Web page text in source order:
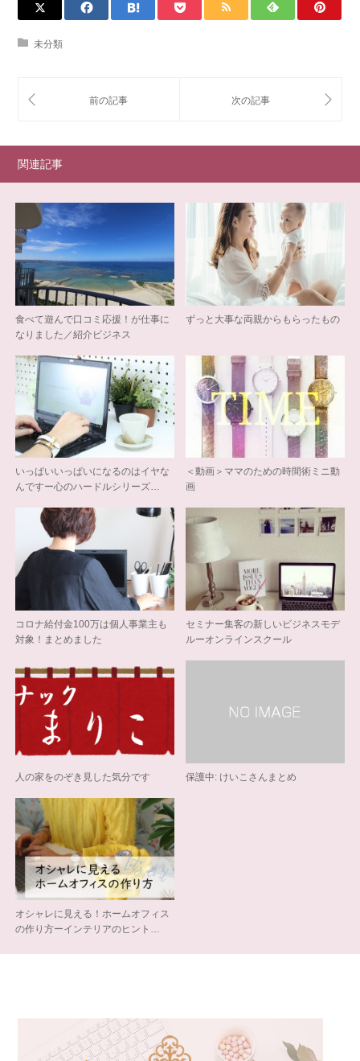
未分類
関連記事
食べて遊んで口コミ応援！が仕事に
なりました／紹介ビジネス
ずっと大事な両親からもらったもの
いっぱいいっぱいになるのはイヤな
んですー心のハードルシリーズ…
＜動画＞ママのための時間術ミニ動
画
コロナ給付金100万は個人事業主も
対象！まとめました
セミナー集客の新しいビジネスモデ
ルーオンラインスクール
人の家をのぞき見した気分です 保護中: けいこさんまとめ
オシャレに見える！ホームオフィス
の作り方ーインテリアのヒント…